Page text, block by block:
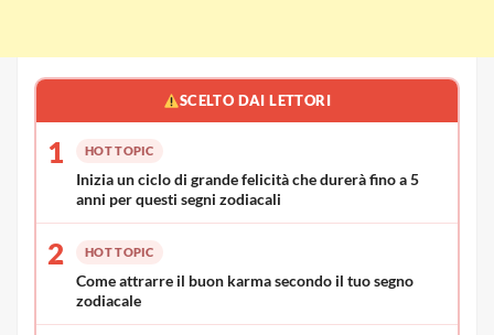
SCELTO DAI LETTORI
1 HOT TOPIC
Inizia un ciclo di grande felicità che durerà fino a 5
anni per questi segni zodiacali
2 HOT TOPIC
Come attrarre il buon karma secondo il tuo segno
zodiacale